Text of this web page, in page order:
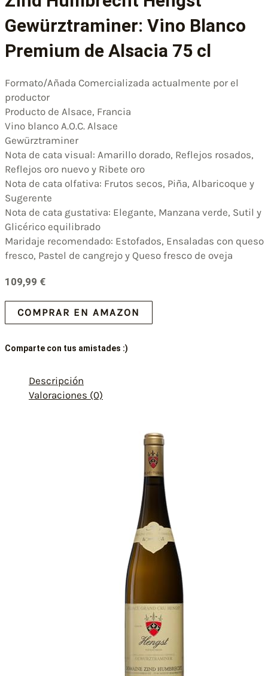
Gewürztraminer: Vino Blanco
Premium de Alsacia 75 cl
Formato/Añada Comercializada actualmente por el
productor
Producto de Alsace, Francia
Vino blanco A.O.C. Alsace
Gewürztraminer
Nota de cata visual: Amarillo dorado, Reflejos rosados,
Reflejos oro nuevo y Ribete oro
Nota de cata olfativa: Frutos secos, Piña, Albaricoque y
Sugerente
Nota de cata gustativa: Elegante, Manzana verde, Sutil y
Glicérico equilibrado
Maridaje recomendado: Estofados, Ensaladas con queso
fresco, Pastel de cangrejo y Queso fresco de oveja
109,99 €
COMPRAR EN AMAZON
Comparte con tus amistades :)
Descripción
Valoraciones (0)